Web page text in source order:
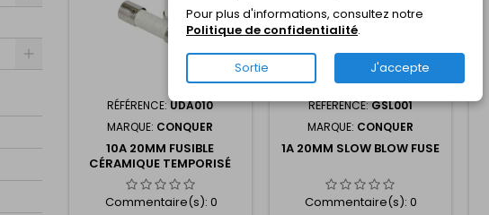
RÉFÉRENCE: UDA010
MARQUE: CONQUER
10A 20MM FUSIBLE
CÉRAMIQUE TEMPORISÉ
Commentaire(s): 0
RÉFÉRENCE:GSL001
MARQUE: CONQUER
1A 20MM SLOW BLOW FUSE
Commentaire(s):0
Pour plus d'informations, consultez notre
Politique de confidentialité.
Sortie J'accepte